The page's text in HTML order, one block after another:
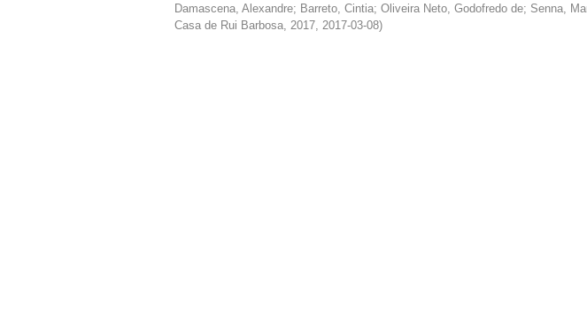
Damascena, Alexandre; Barreto, Cintia; Oliveira Neto, Godofredo de; Senna,
Casa de Rui Barbosa, 2017, 2017-03-08)